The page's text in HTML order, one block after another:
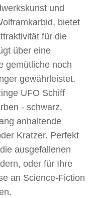
und
bietet
für die
über eine
gemütliche noch
gewährleistet.
UFO Schiff
- schwarz,
anhaltende
Kratzer. Perfekt
ausgefallenen
oder für Ihre
an Science-Fiction